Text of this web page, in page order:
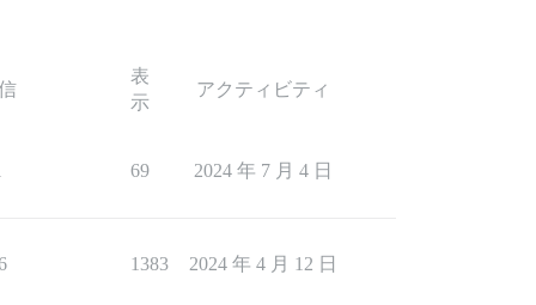
表
示
アクティビティ
69 2024 年 7 月 4 日
1383 2024 年 4 月 12 日